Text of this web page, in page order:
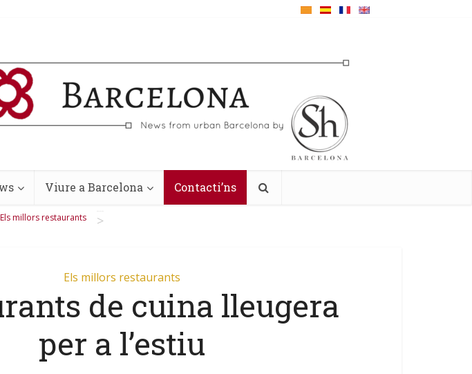
Viure a Barcelona Contacti’ns
Els millors restaurants >
Els millors restaurants
de cuina lleugera
per a l’estiu